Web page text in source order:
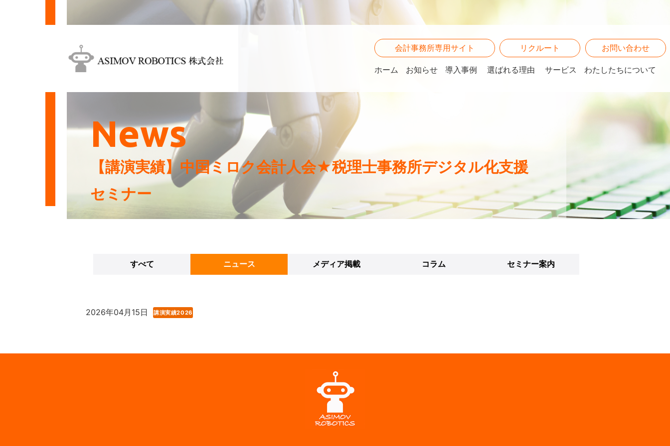
会計事務所専用サイト リクルート お問い合わせ
ホーム お知らせ 導入事例 選ばれる理由 サービス わたしたちについて
News
【講演実績】中国ミロク会計人会★税理士事務所デジタル化支援
セミナー
すべて ニュース メディア掲載 コラム セミナー案内
2026年04月15日 講演実績2026